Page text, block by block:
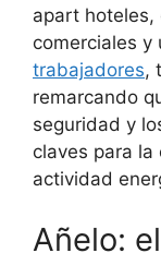
apart hoteles,
comerciales y
trabajadores,
remarcando
seguridad y
claves para
actividad
Añelo: